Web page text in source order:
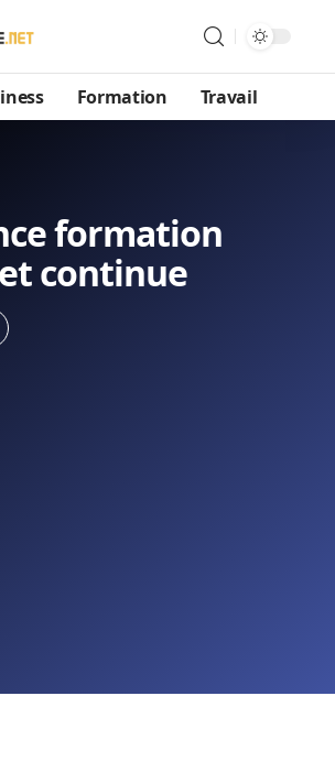
Formation Travail
formation
continue